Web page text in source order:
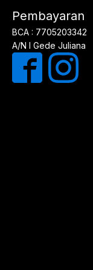
Pembayaran
BCA : 7705203342
A/N I Gede Juliana